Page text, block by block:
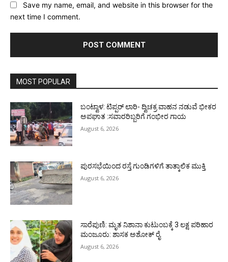
Save my name, email, and website in this browser for the
next time I comment.
MOST POPULAR
ಬಂಟ್ವಾಳ: ಟಿಪ್ಪರ್ ಲಾರಿ- ದ್ವಿಚಕ್ರ ವಾಹನ ನಡುವೆ ಭೀಕರ
ಅಪಘಾತ :ಸವಾರರಿಬ್ಬರಿಗೆ ಗಂಭೀರ ಗಾಯ
August 6, 2026
ಪುರಸಭೆಯಿಂದ ರಸ್ತೆ ಗುಂಡಿಗಳಿಗೆ ತಾತ್ಕಾಲಿಕ ಮುಕ್ತಿ
August 6, 2026
ಸಾರೆಪುಣಿ: ಮೃತ ನಿಶಾನಾ ಕುಟುಂಬಕ್ಕೆ 3 ಲಕ್ಷ ಪರಿಹಾರ
ಮಂಜೂರು: ಶಾಸಕ ಅಶೋಕ್ ರೈ
August 6, 2026